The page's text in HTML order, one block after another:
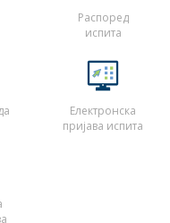
Распоред
испита
Електронска
пријава испита